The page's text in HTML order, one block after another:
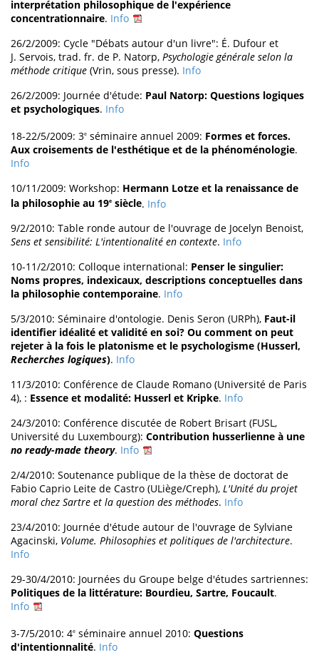
interprétation philosophique de l'expérience
concentrationnaire. Info
26/2/2009: Cycle "Débats autour d'un livre": É. Dufour et
J. Servois, trad. fr. de P. Natorp, Psychologie générale selon la
méthode critique (Vrin, sous presse). Info
26/2/2009: Journée d'étude: Paul Natorp: Questions logiques
et psychologiques. Info
18-22/5/2009: 3e séminaire annuel 2009: Formes et forces.
Aux croisements de l'esthétique et de la phénoménologie.
Info
10/11/2009: Workshop: Hermann Lotze et la renaissance de
la philosophie au 19e siècle. Info
9/2/2010: Table ronde autour de l'ouvrage de Jocelyn Benoist,
Sens et sensibilité: L'intentionalité en contexte. Info
10-11/2/2010: Colloque international: Penser le singulier:
Noms propres, indexicaux, descriptions conceptuelles dans
la philosophie contemporaine. Info
5/3/2010: Séminaire d'ontologie. Denis Seron (URPh), Faut-il
identifier idéalité et validité en soi? Ou comment on peut
rejeter à la fois le platonisme et le psychologisme (Husserl,
Recherches logiques). Info
11/3/2010: Conférence de Claude Romano (Université de Paris
4), : Essence et modalité: Husserl et Kripke. Info
24/3/2010: Conférence discutée de Robert Brisart (FUSL,
Université du Luxembourg): Contribution husserlienne à une
no ready-made theory. Info
2/4/2010: Soutenance publique de la thèse de doctorat de
Fabio Caprio Leite de Castro (ULiège/Creph), L'Unité du projet
moral chez Sartre et la question des méthodes. Info
23/4/2010: Journée d'étude autour de l'ouvrage de Sylviane
Agacinski, Volume. Philosophies et politiques de l'architecture.
Info
29-30/4/2010: Journées du Groupe belge d'études sartriennes:
Politiques de la littérature: Bourdieu, Sartre, Foucault.
Info
3-7/5/2010: 4e séminaire annuel 2010: Questions
d'intentionnalité. Info